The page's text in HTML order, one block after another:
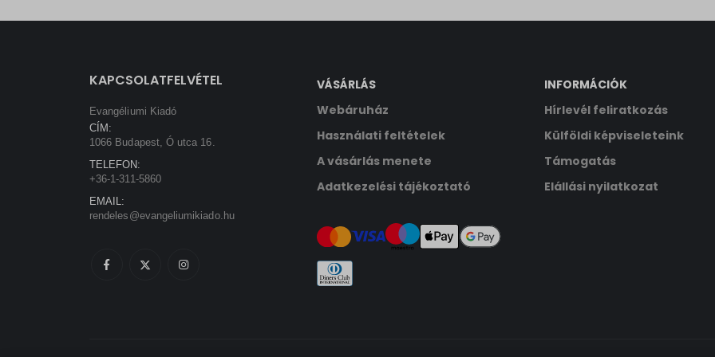
KAPCSOLATFELVÉTEL
Evangéliumi Kiadó
CÍM:
1066 Budapest, Ó utca 16.
TELEFON:
+36-1-311-5860
EMAIL:
rendeles@evangeliumikiado.hu
VÁSÁRLÁS
Webáruház
Használati feltételek
A vásárlás menete
Adatkezelési tájékoztató
INFORMÁCIÓK
Hírlevél feliratkozás
Külföldi képviseleteink
Támogatás
Elállási nyilatkozat
sbjs_udata